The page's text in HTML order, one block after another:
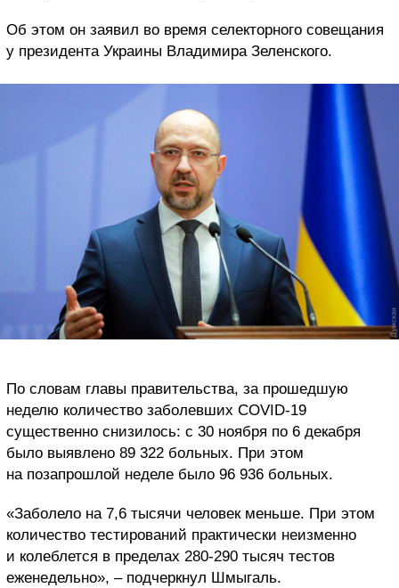
Об этом он заявил во время селекторного совещания
у президента Украины Владимира Зеленского.
По словам главы правительства, за прошедшую
неделю количество заболевших COVID-19
существенно снизилось: с 30 ноября по 6 декабря
было выявлено 89 322 больных. При этом
на позапрошлой неделе было 96 936 больных.
«Заболело на 7,6 тысячи человек меньше. При этом
количество тестирований практически неизменно
и колеблется в пределах 280-290 тысяч тестов
еженедельно», – подчеркнул Шмыгаль.